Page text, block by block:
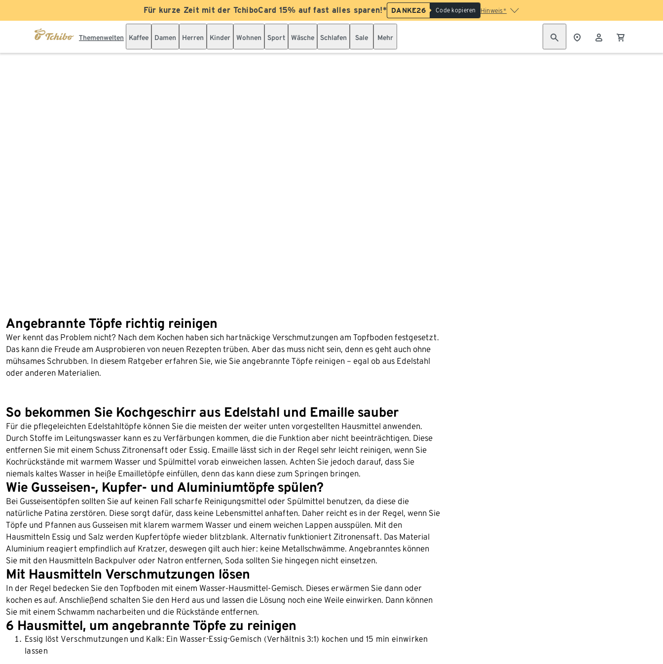
Für kurze Zeit mit der TchiboCard 15% auf fast alles sparen!* DANKE26 Code kopieren Hinweis*
Themenwelten Kaffee Damen Herren Kinder Wohnen Sport Wäsche Schlafen Sale Mehr
Angebrannte Töpfe richtig reinigen
Wer kennt das Problem nicht? Nach dem Kochen haben sich hartnäckige Verschmutzungen am Topfboden festgesetzt.
Das kann die Freude am Ausprobieren von neuen Rezepten trüben. Aber das muss nicht sein, denn es geht auch ohne
mühsames Schrubben. In diesem Ratgeber erfahren Sie, wie Sie angebrannte Töpfe reinigen – egal ob aus Edelstahl
oder anderen Materialien.
So bekommen Sie Kochgeschirr aus Edelstahl und Emaille sauber
Für die pflegeleichten Edelstahltöpfe können Sie die meisten der weiter unten vorgestellten Hausmittel anwenden.
Durch Stoffe im Leitungswasser kann es zu Verfärbungen kommen, die die Funktion aber nicht beeinträchtigen. Diese
entfernen Sie mit einem Schuss Zitronensaft oder Essig. Emaille lässt sich in der Regel sehr leicht reinigen, wenn Sie
Kochrückstände mit warmem Wasser und Spülmittel vorab einweichen lassen. Achten Sie jedoch darauf, dass Sie
niemals kaltes Wasser in heiße Emailletöpfe einfüllen, denn das kann diese zum Springen bringen.
Wie Gusseisen-, Kupfer- und Aluminiumtöpfe spülen?
Bei Gusseisentöpfen sollten Sie auf keinen Fall scharfe Reinigungsmittel oder Spülmittel benutzen, da diese die
natürliche Patina zerstören. Diese sorgt dafür, dass keine Lebensmittel anhaften. Daher reicht es in der Regel, wenn Sie
Töpfe und Pfannen aus Gusseisen mit klarem warmem Wasser und einem weichen Lappen ausspülen. Mit den
Hausmitteln Essig und Salz werden Kupfertöpfe wieder blitzblank. Alternativ funktioniert Zitronensaft. Das Material
Aluminium reagiert empfindlich auf Kratzer, deswegen gilt auch hier: keine Metallschwämme. Angebranntes können
Sie mit den Hausmitteln Backpulver oder Natron entfernen, Soda sollten Sie hingegen nicht einsetzen.
Mit Hausmitteln Verschmutzungen lösen
In der Regel bedecken Sie den Topfboden mit einem Wasser-Hausmittel-Gemisch. Dieses erwärmen Sie dann oder
kochen es auf. Anschließend schalten Sie den Herd aus und lassen die Lösung noch eine Weile einwirken. Dann können
Sie mit einem Schwamm nacharbeiten und die Rückstände entfernen.
6 Hausmittel, um angebrannte Töpfe zu reinigen
Essig löst Verschmutzungen und Kalk: Ein Wasser-Essig-Gemisch (Verhältnis 3:1) kochen und 15 min einwirken
lassen